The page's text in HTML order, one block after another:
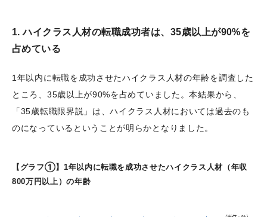
1. ハイクラス人材の転職成功者は、35歳以上が90%を
占めている
1年以内に転職を成功させたハイクラス人材の年齢を調査した
ところ、35歳以上が90%を占めていました。本結果から、
「35歳転職限界説」は、ハイクラス人材においては過去のも
のになっているということが明らかとなりました。
【グラフ①】1年以内に転職を成功させたハイクラス人材（年収
800万円以上）の年齢